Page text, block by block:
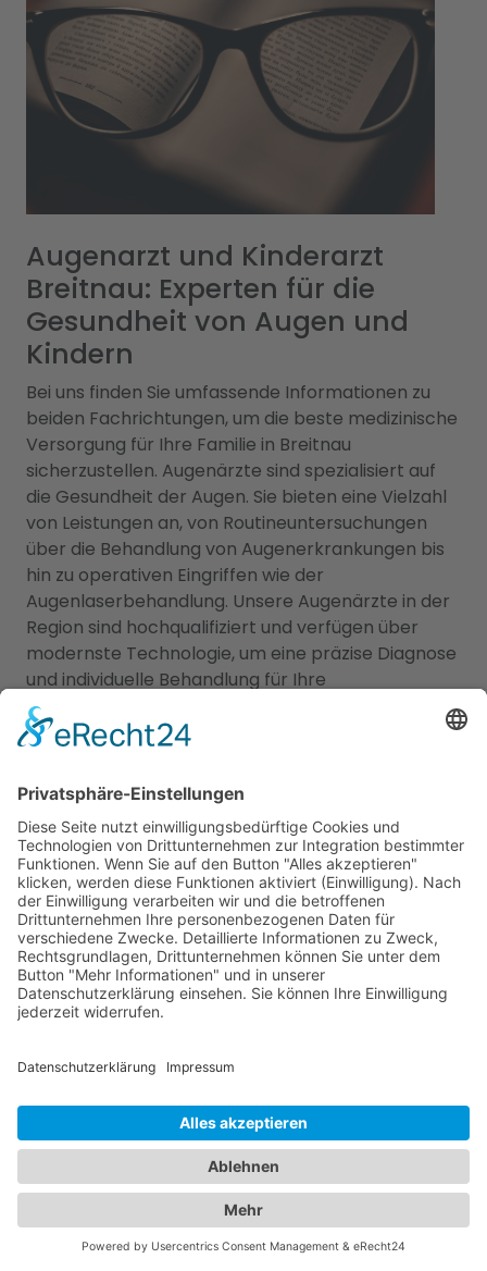
Augenarzt und Kinderarzt
Breitnau: Experten für die
Gesundheit von Augen und
Kindern
Bei uns finden Sie umfassende Informationen zu
beiden Fachrichtungen, um die beste medizinische
Versorgung für Ihre Familie in Breitnau
sicherzustellen. Augenärzte sind spezialisiert auf
die Gesundheit der Augen. Sie bieten eine Vielzahl
von Leistungen an, von Routineuntersuchungen
über die Behandlung von Augenerkrankungen bis
hin zu operativen Eingriffen wie der
Augenlaserbehandlung. Unsere Augenärzte in der
Region sind hochqualifiziert und verfügen über
modernste Technologie, um eine präzise Diagnose
und individuelle Behandlung für Ihre
Augenprobleme zu gewährleisten. Ein
Breitnauhingegen sind darauf spezialisiert, die
betreuen. Sie bieten umfassende
Vorsorgeuntersuchungen, Impfungen, Behandlung
von akuten und chronischen Erkrankungen sowie
Beratung für Eltern in verschiedenen
medizinischen Bereichen an. Unsere Kinderärzte
Breitnau sind einfühlsam, kinderfreundlich und
haben langjährige Erfahrung in der Betreuung von
Kindern aller Altersgruppen. Unser
Branchenportal bietet Ihnen detaillierte
Informationen zu Augenärzten und Kinderärzten in
Qualifikationen, Spezialisierungen, Öffnungszeiten
anderen Patienten lesen. Auf diese Weise können
Sie die bestmögliche Entscheidung für die
Gesundheit Ihrer Familie treffen. Vertrauen Sie auf
unsere Plattform, um die besten Augenärzte und
Kinderärzte in Ihrer Nähe zu finden. Sorgen Sie
dafür, dass Ihre Familie in den Händen erfahrener